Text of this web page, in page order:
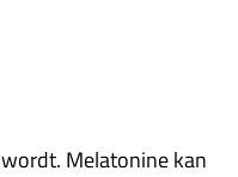
Melatonine kan